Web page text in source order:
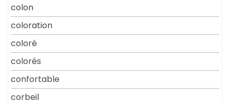
colon
coloration
coloré
colorés
confortable
corbeil